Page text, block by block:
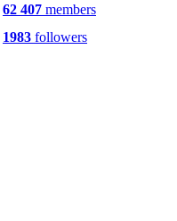
62 407 members
1983 followers